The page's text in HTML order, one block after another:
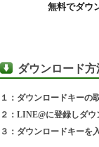
無料でダウ
ダウンロード方
１：ダウンロードキーの
２：LINE@に登録しダ
３：ダウンロードキーを